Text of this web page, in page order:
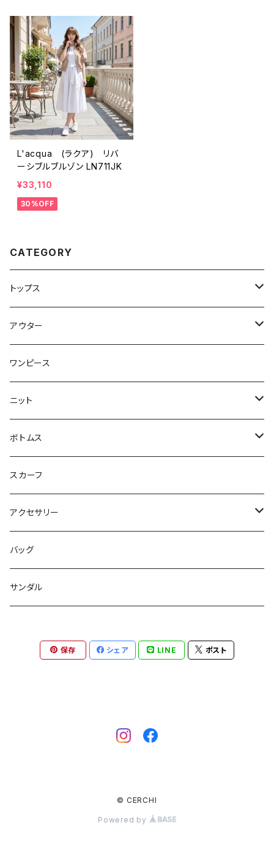
L'acqua (ラクア) リバ
ーシブルブルゾン LN711JK
¥33,110
30%OFF
CATEGORY
トップス
トップス
ブラウス
Tシャツ
アウター
ジャケット
コート
ジレ
ブルゾン
ワンピース
ニット
ニット
カットソー
カーディガン
ジレ
ワンピース
ボトムス
スカート
パンツ
スカーフ
アクセサリー
ネックレス
バングル
スリッパ
バッグ
サンダル
保存 シェア LINE ポスト
© CERCHI
Powered by